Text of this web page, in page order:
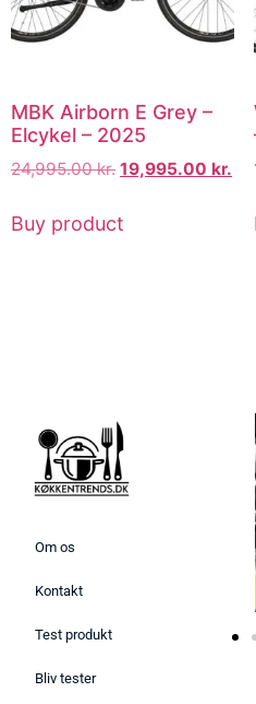
MBK Airborn E Grey –
Elcykel – 2025
24,995.00kr. 19,995.00 kr.
Buy product
Om os
Kontakt
Test produkt
Bliv tester
2026 Bedste